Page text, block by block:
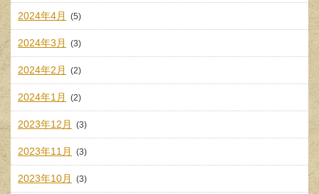
2024年4月 (5)
2024年3月 (3)
2024年2月 (2)
2024年1月 (2)
2023年12月 (3)
2023年11月 (3)
2023年10月 (3)